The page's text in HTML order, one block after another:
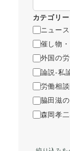
カテゴリー
ニュー
催し物
外国の
論説-私
労働相談
脇田滋
森岡孝